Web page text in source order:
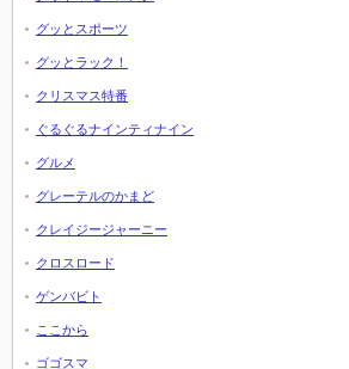
グッとスポーツ
グッとラック！
クリスマス特番
ぐるぐるナインティナイン
グルメ
グレーテルのかまど
クレイジージャーニー
クロスロード
ゲンバビト
ここから
ゴゴスマ